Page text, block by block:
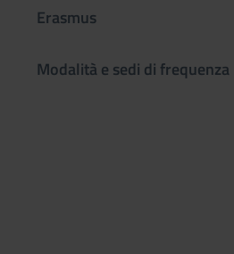
Erasmus
Modalità e sedi di frequenza